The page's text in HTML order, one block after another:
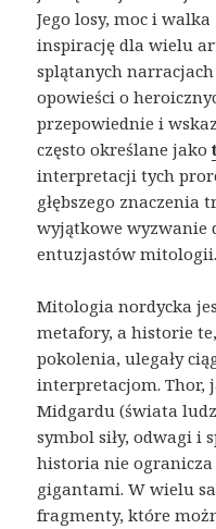
Jego losy, moc i
inspirację dla wielu
splątanych
opowieści o
przepowiednie i
często określane jako
interpretacji tych
głębszego znaczenia
wyjątkowe
entuzjastów mitologii.
Mitologia nordycka
metafory, a historie
pokolenia, ulegały
interpretacjom. Thor,
Midgardu (świata
symbol siły, odwagi i
historia nie ogranicza
gigantami. W wielu
fragmenty, które